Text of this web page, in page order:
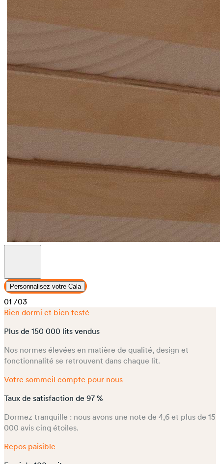
Personnalisez votre Cala
01 /03
Bien dormi et bien testé
Plus de 150 000 lits vendus
Nos normes élevées en matière de qualité, design et
fonctionnalité se retrouvent dans chaque lit.
Votre sommeil compte pour nous
Taux de satisfaction de 97 %
Dormez tranquille : nous avons une note de 4,6 et plus de 15
000 avis cinq étoiles.
Repos paisible